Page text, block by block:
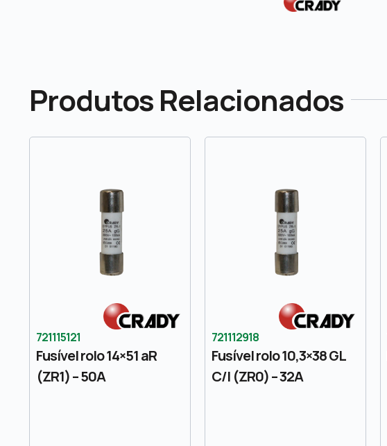
Produtos Relacionados
721115121
Fusível rolo 14×51 aR
(ZR1) – 50A
721112918
Fusível rolo 10,3×38 GL
C/I (ZR0) – 32A